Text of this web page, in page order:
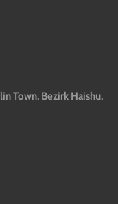
Town, Bezirk Haishu,